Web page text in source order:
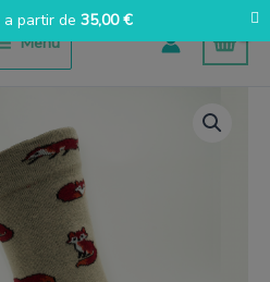
Menú
a partir de 35,00€